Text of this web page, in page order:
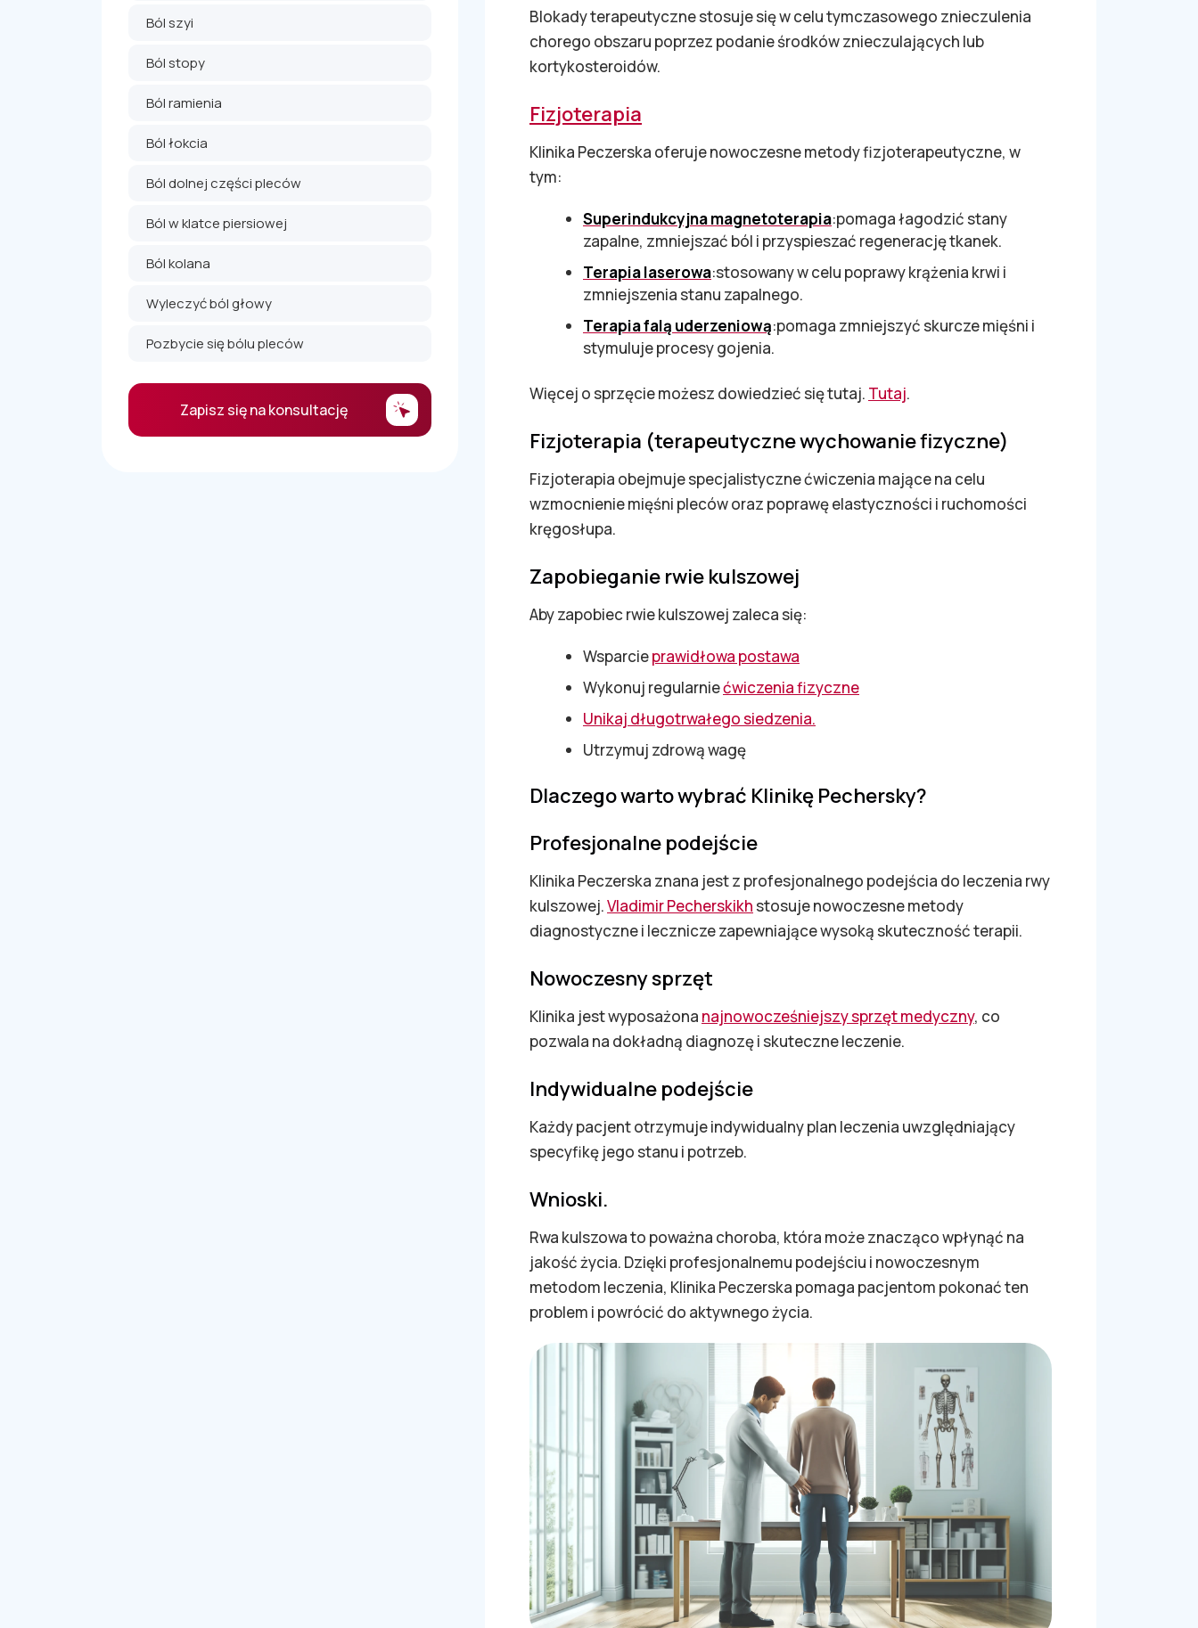
Ból szyi
Ból stopy
Ból ramienia
Ból łokcia
Ból dolnej części pleców
Ból w klatce piersiowej
Ból kolana
Wyleczyć ból głowy
Pozbycie się bólu pleców
Zapisz się na konsultację
Blokady terapeutyczne stosuje się w celu tymczasowego znieczulenia
chorego obszaru poprzez podanie środków znieczulających lub
kortykosteroidów.
Fizjoterapia
Klinika Peczerska oferuje nowoczesne metody fizjoterapeutyczne, w
tym:
Superindukcyjna magnetoterapia:pomaga łagodzić stany
zapalne, zmniejszać ból i przyspieszać regenerację tkanek.
Terapia laserowa:stosowany w celu poprawy krążenia krwi i
zmniejszenia stanu zapalnego.
Terapia falą uderzeniową:pomaga zmniejszyć skurcze mięśni i
stymuluje procesy gojenia.
Więcej o sprzęcie możesz dowiedzieć się tutaj. Tutaj.
Fizjoterapia (terapeutyczne wychowanie fizyczne)
Fizjoterapia obejmuje specjalistyczne ćwiczenia mające na celu
wzmocnienie mięśni pleców oraz poprawę elastyczności i ruchomości
kręgosłupa.
Zapobieganie rwie kulszowej
Aby zapobiec rwie kulszowej zaleca się:
Wsparcieprawidłowa postawa
Wykonuj regularniećwiczenia fizyczne
Unikaj długotrwałego siedzenia.
Utrzymuj zdrową wagę
Dlaczego warto wybrać Klinikę Pechersky?
Profesjonalne podejście
Klinika Peczerska znana jest z profesjonalnego podejścia do leczenia rwy
kulszowej.Vladimir Pecherskikhstosuje nowoczesne metody
diagnostyczne i lecznicze zapewniające wysoką skuteczność terapii.
Nowoczesny sprzęt
Klinika jest wyposażona najnowocześniejszy sprzęt medyczny, co
pozwala na dokładną diagnozę i skuteczne leczenie.
Indywidualne podejście
Każdy pacjent otrzymuje indywidualny plan leczenia uwzględniający
specyfikę jego stanu i potrzeb.
Wnioski.
Rwa kulszowa to poważna choroba, która może znacząco wpłynąć na
jakość życia. Dzięki profesjonalnemu podejściu i nowoczesnym
metodom leczenia, Klinika Peczerska pomaga pacjentom pokonać ten
problem i powrócić do aktywnego życia.